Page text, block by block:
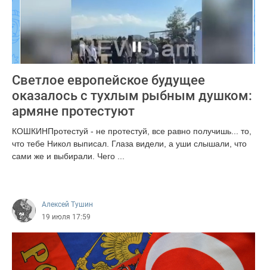
Светлое европейское будущее
оказалось с тухлым рыбным душком:
армяне протестуют
КОШКИНПротестуй - не протестуй, все равно получишь... то,
что тебе Никол выписал. Глаза видели, а уши слышали, что
сами же и выбирали. Чего ...
Алексей Тушин
19 июля 17:59